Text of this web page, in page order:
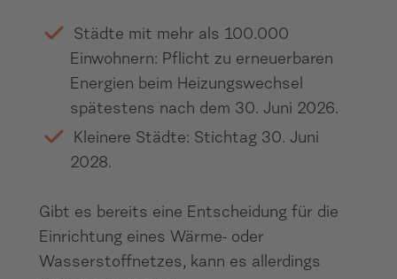
Städte mit mehr als 100.000
Einwohnern: Pflicht zu erneuerbaren
Energien beim Heizungswechsel
spätestens nach dem 30. Juni 2026.
Kleinere Städte: Stichtag 30. Juni
2028.
Gibt es bereits eine Entscheidung für die
Einrichtung eines Wärme- oder
Wasserstoffnetzes, kann es allerdings